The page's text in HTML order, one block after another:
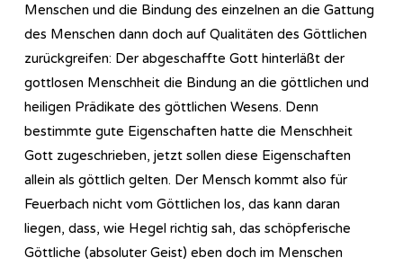
Menschen und die Bindung des einzelnen an die Gattung
des Menschen dann doch auf Qualitäten des Göttlichen
zurückgreifen: Der abgeschaffte Gott hinterläßt der
gottlosen Menschheit die Bindung an die göttlichen und
heiligen Prädikate des göttlichen Wesens. Denn
bestimmte gute Eigenschaften hatte die Menschheit
Gott zugeschrieben, jetzt sollen diese Eigenschaften
allein als göttlich gelten. Der Mensch kommt also für
Feuerbach nicht vom Göttlichen los, das kann daran
liegen, dass, wie Hegel richtig sah, das schöpferische
Göttliche (absoluter Geist) eben doch im Menschen